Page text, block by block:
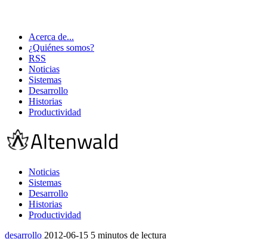
Acerca de...
¿Quiénes somos?
RSS
Noticias
Sistemas
Desarrollo
Historias
Productividad
Noticias
Sistemas
Desarrollo
Historias
Productividad
desarrollo 2012-06-15 5 minutos de lectura